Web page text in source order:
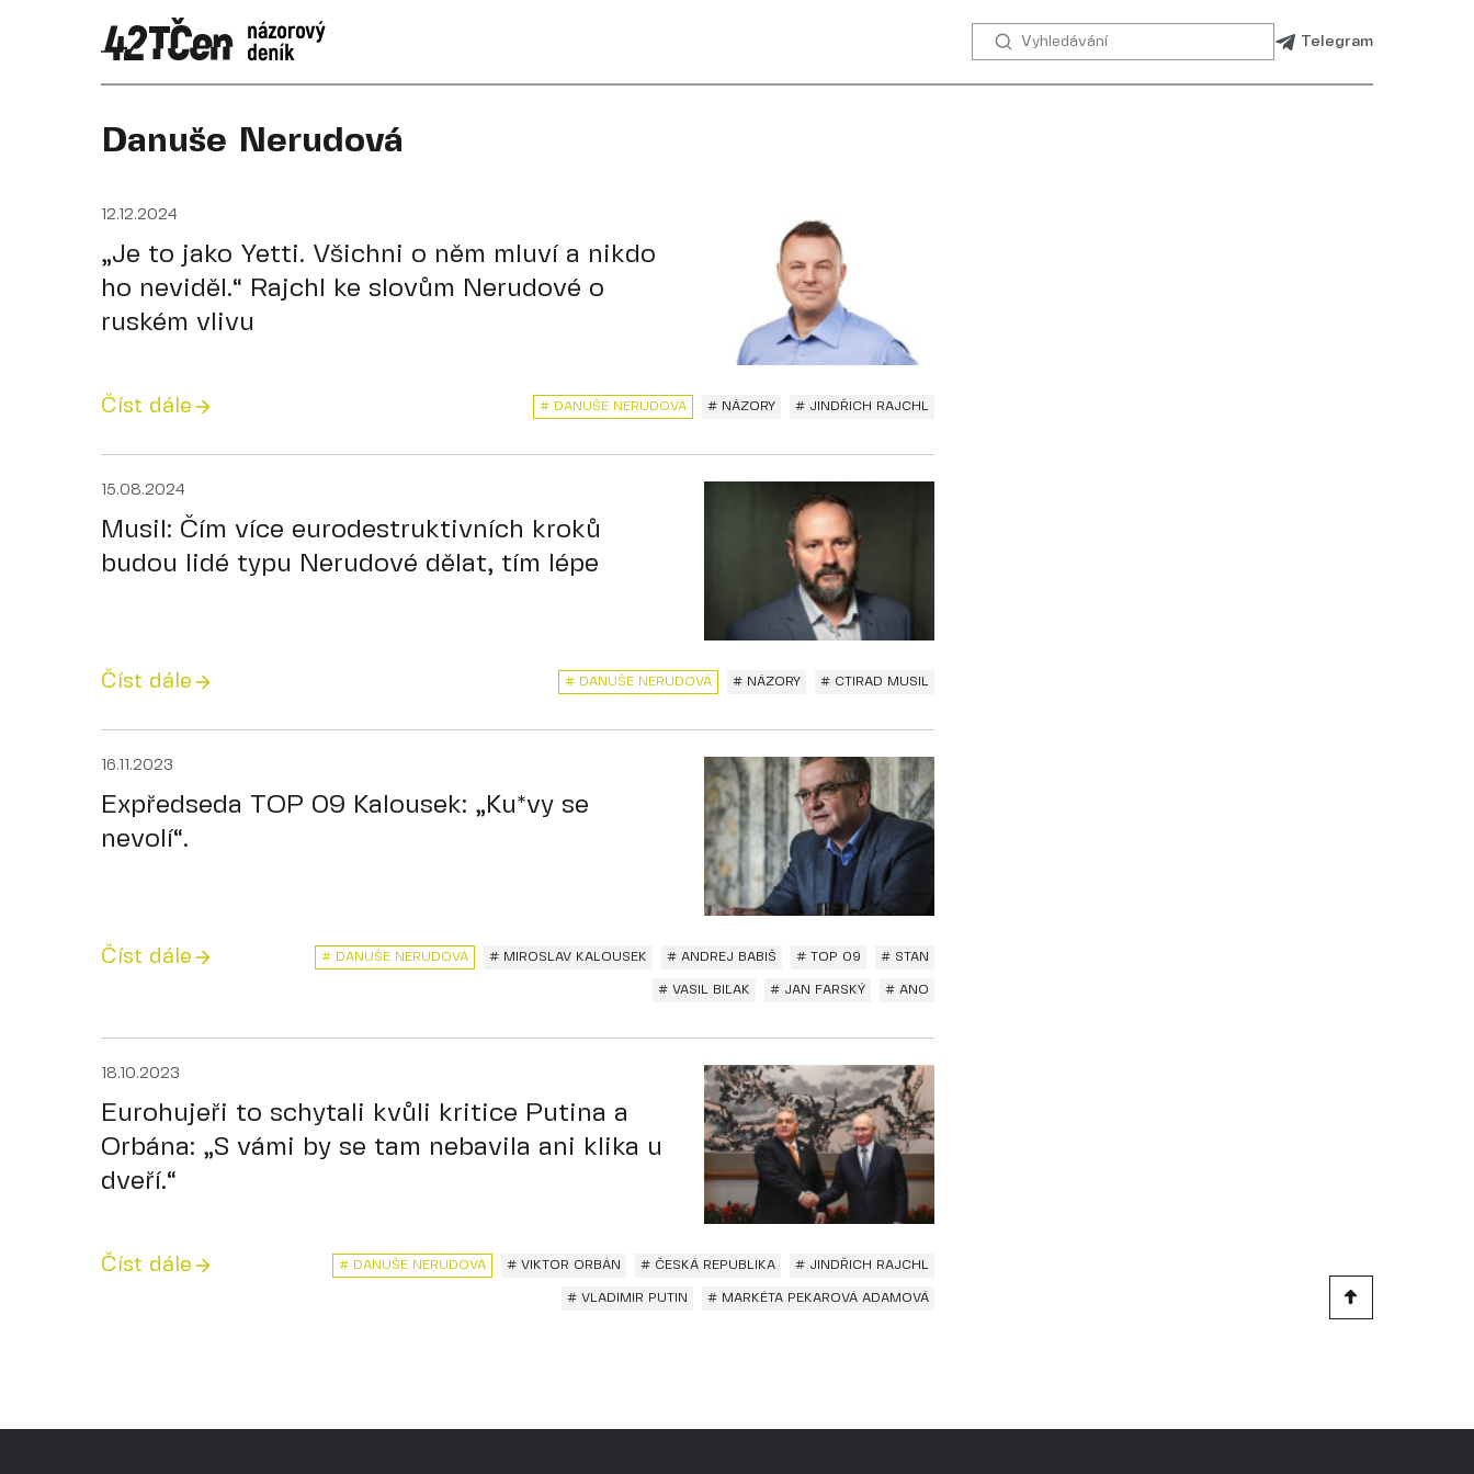
Telegram
Danuše Nerudová
12.12.2024
„Je to jako Yetti. Všichni o něm mluví a nikdo
ho neviděl.“ Rajchl ke slovům Nerudové o
ruském vlivu
Číst dále # DANUŠE NERUDOVÁ # NÁZORY # JINDŘICH RAJCHL
15.08.2024
Musil: Čím více eurodestruktivních kroků
budou lidé typu Nerudové dělat, tím lépe
Číst dále # DANUŠE NERUDOVÁ # NÁZORY # CTIRAD MUSIL
16.11.2023
Expředseda TOP 09 Kalousek: „Ku*vy se
nevolí“.
Číst dále # MIROSLAV KALOUSEK
# DANUŠE NERUDOVÁ # ANDREJ BABIŠ # TOP 09 # STAN
# VASIL BIĽAK # JAN FARSKÝ # ANO
18.10.2023
Eurohujeři to schytali kvůli kritice Putina a
Orbána: „S vámi by se tam nebavila ani klika u
dveří.“
Číst dále # VIKTOR ORBÁN # ČESKÁ REPUBLIKA # JINDŘICH RAJCHL
# VLADIMIR PUTIN # MARKÉTA PEKAROVÁ ADAMOVÁ
# DANUŠE NERUDOVÁ